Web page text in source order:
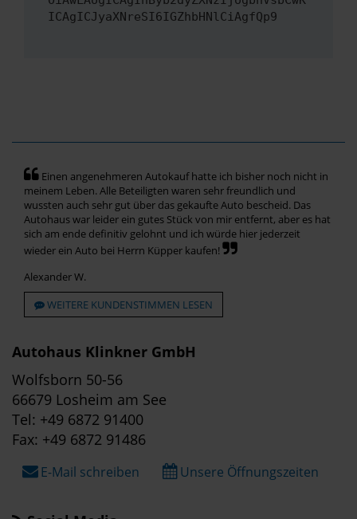
ICAgICJyaXNreSI6IGZhbHNlCiAgfQp9
Einen angenehmeren Autokauf hatte ich bisher noch nicht in
meinem Leben. Alle Beteiligten waren sehr freundlich und
wussten auch sehr gut über das gekaufte Auto bescheid. Das
Autohaus war leider ein gutes Stück von mir entfernt, aber es hat
sich am ende definitiv gelohnt und ich würde hier jederzeit
wieder ein Auto bei Herrn Küpper kaufen!
Alexander W.
WEITERE KUNDENSTIMMEN LESEN
Autohaus Klinkner GmbH
Wolfsborn 50-56
66679 Losheim am See
Tel: +49 6872 91400
Fax: +49 6872 91486
E-Mail schreiben Unsere Öffnungszeiten